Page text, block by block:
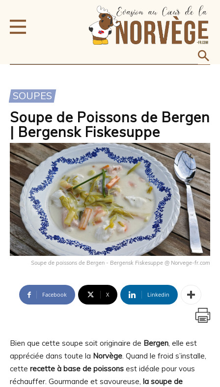
SOUPES
Soupe de Poissons de Bergen
| Bergensk Fiskesuppe
Soupe de poissons de Bergen - Bergensk Fiskesuppe @ Norvege-fr.com
Facebook X Linkedin
Bien que cette soupe soit originaire de Bergen, elle est
appréciée dans toute la Norvège. Quand le froid s’installe,
cette recette à base de poissons est idéale pour vous
réchauffer. Gourmande et savoureuse, la soupe de